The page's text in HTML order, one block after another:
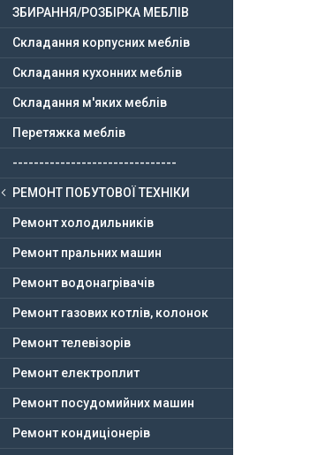
ЗБИРАННЯ/РОЗБІРКА МЕБЛІВ
Складання корпусних меблів
Складання кухонних меблів
Складання м'яких меблів
Перетяжка меблів
-------------------------------
РЕМОНТ ПОБУТОВОЇ ТЕХНІКИ
Ремонт холодильників
Ремонт пральних машин
Ремонт водонагрівачів
Ремонт газових котлів, колонок
Ремонт телевізорів
Ремонт електроплит
Ремонт посудомийних машин
Ремонт кондиціонерів